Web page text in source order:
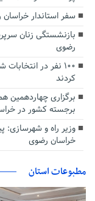
سفر استاندار خراسان رضوی
بازنشستگی زنان
رضوی
۱۰۰ نفر در
کردند
برگزاری
برجسته کشور در
خراسان رضوی
مطبوعات استان